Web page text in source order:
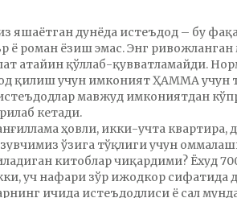
яшаётган дунёда истеъдод – бу
ё роман ёзиш эмас. Энг
атайин қўллаб-қувватламайди.
қилиш учун имконият ҲАММА учун
мавжуд имкониятдан
кетади.
ҳовли, икки-учта квартира,
ўзига тўқлиги учун
китоблар чиқардими? Ёхуд
уч нафари зўр ижодкор сифатида
ичида истеъдодлиси ё сал